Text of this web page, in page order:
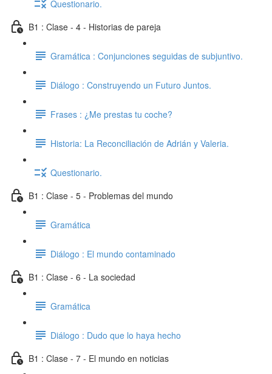
Questionario.
B1 : Clase - 4 - Historias de pareja
Gramática : Conjunciones seguidas de subjuntivo.
Diálogo : Construyendo un Futuro Juntos.
Frases : ¿Me prestas tu coche?
Historia: La Reconciliación de Adrián y Valeria.
Questionario.
B1 : Clase - 5 - Problemas del mundo
Gramática
Diálogo : El mundo contaminado
B1 : Clase - 6 - La sociedad
Gramática
Diálogo : Dudo que lo haya hecho
B1 : Clase - 7 - El mundo en noticias